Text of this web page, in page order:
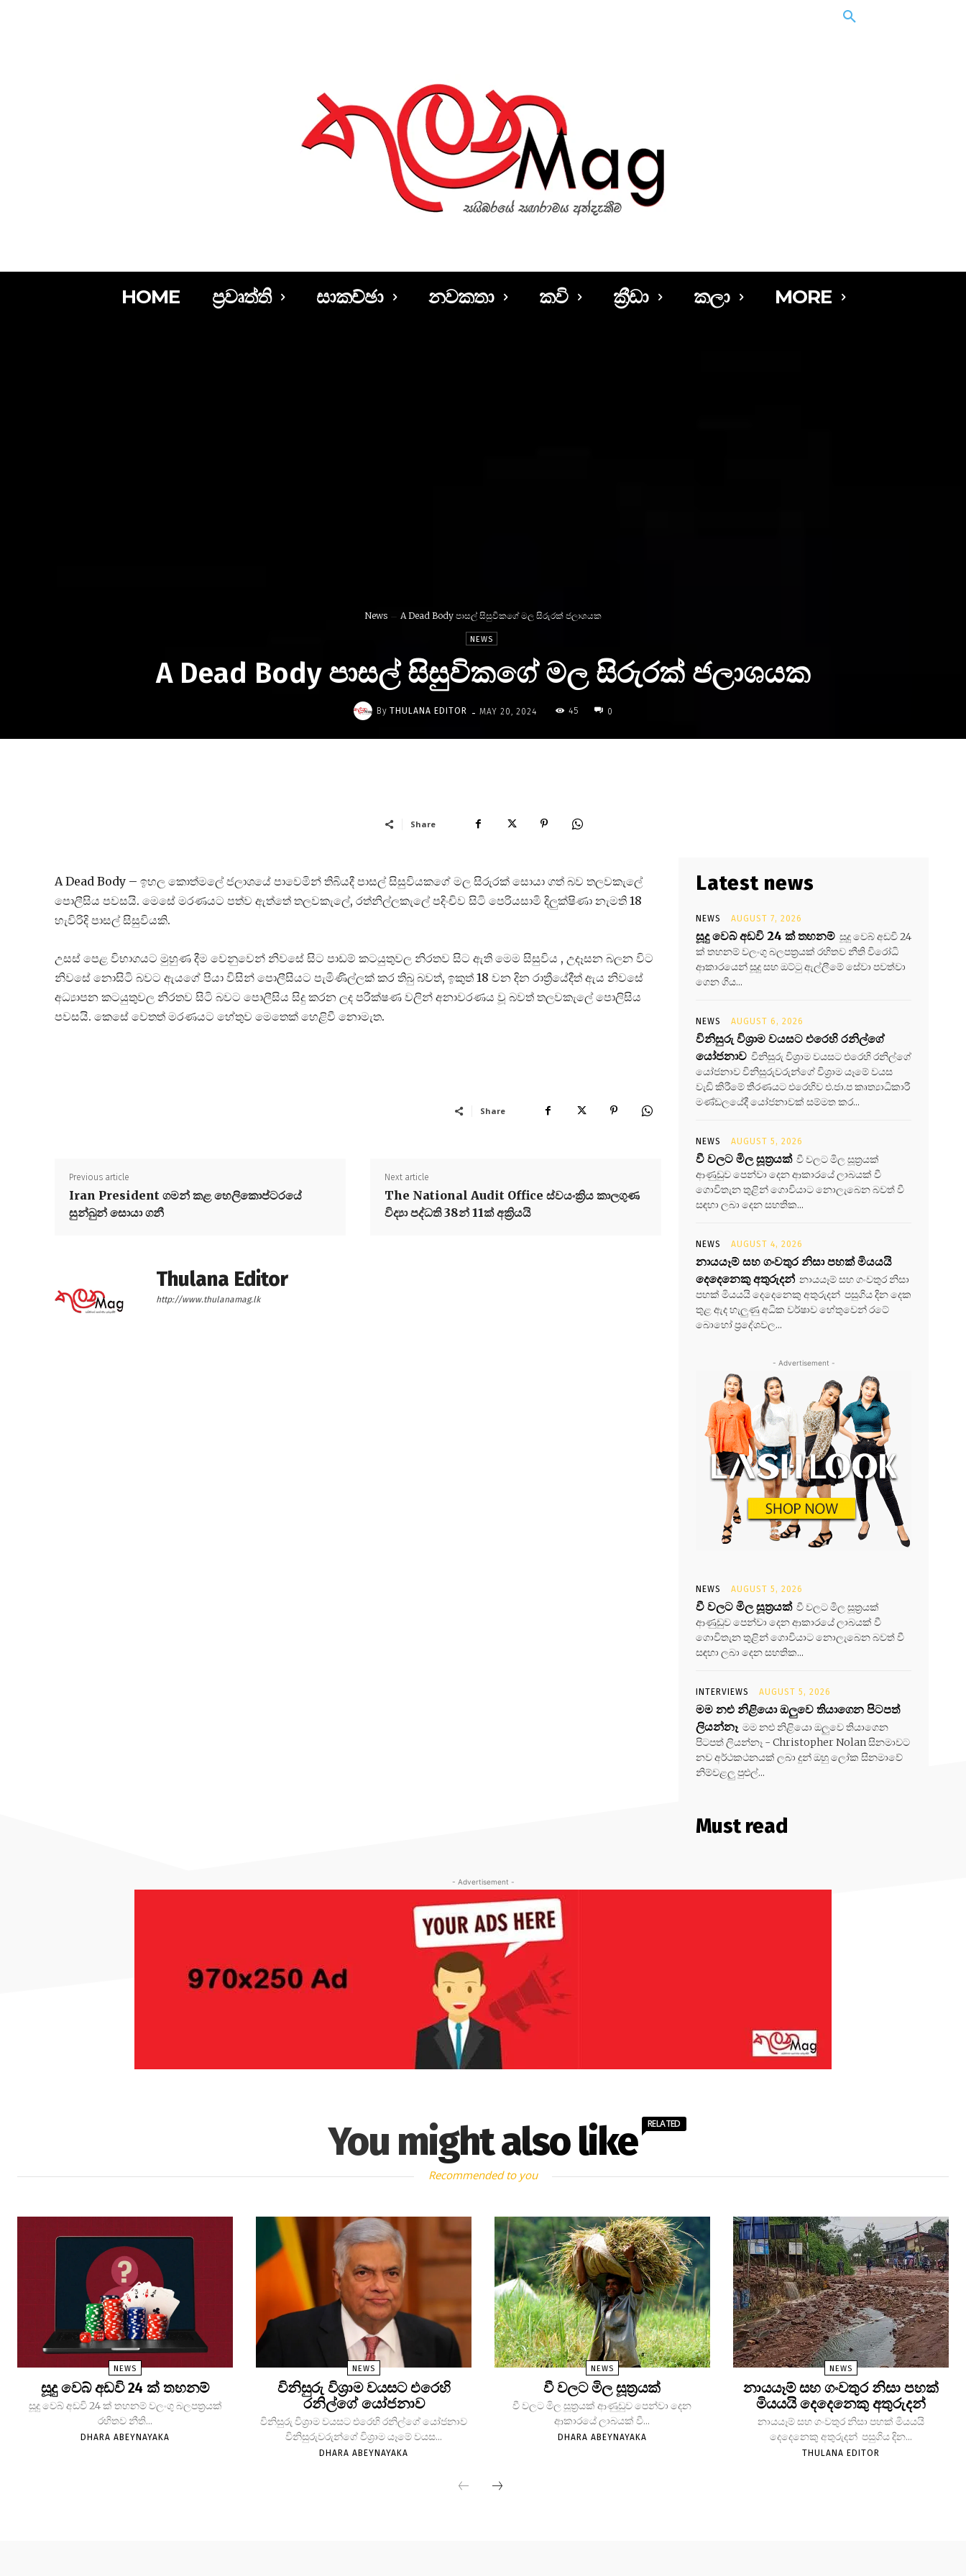
HOME ප්‍රවෘත්ති සාකච්ඡා නවකතා කවි ක්‍රීඩා කලා MORE
News A Dead Body පාසල් සිසුවිකගේ මල සිරුරක් ජලාශයක
NEWS
A Dead Body පාසල් සිසුවිකගේ මල සිරුරක් ජලාශයක
By THULANA EDITOR - MAY 20, 2024 45 0
Share
A Dead Body – ඉහල කොත්මලේ ජලාශයේ පාවෙමින් තිබියදී පාසල් සිසුවියකගේ මල සිරුරක් සොයා ගත් බව තලවකැලේ
පොලීසිය පවසයි. මෙසේ මරණයට පත්ව ඇත්තේ තලවකැ‌ලේ, රත්නිල්ලකැලේ පදිංචිව සිටි පෙරියසාමි දිලුක්ෂිණා නැමති 18
හැවිරිදි පාසල් සිසුවියකි.
උසස් පෙළ විභාගයට මුහුණ දීම වෙනුවෙන් නිවසේ සිට පාඩම් කටයුතුවල නිරතව සිට ඇති මෙම සිසුවිය , උදෑසන බලන විට
නිවසේ නොසිටි බවට ඇයගේ පියා විසින් පොලීසියට පැමිණිල්ලක් කර තිබු බවත්, ඉකුත් 18 වන දින රාත්‍රීයේදීත් ඇය නිවසේ
අධ්‍යාපන කටයුතුවල නිරතව සිටි බවට පොලීසිය සිදු කරන ලද පරීක්ෂණ වලින් අනාවරණය වූ බවත් තලවකැලේ පොලිසිය
පවසයි. කෙසේ වෙතත් මරණයට හේතුව මෙතෙක් හෙළිවී නොමැත.
Share
Previous article
Iran President ගමන් කළ හෙලිකොප්ටරයේ
සුන්බුන් සොයා ගනී
Next article
The National Audit Office ස්වයංක්‍රිය කාලගුණ
විද්‍යා පද්ධති 38න් 11ක් අක්‍රියයි
Thulana Editor
http://www.thulanamag.lk
Latest news
NEWS AUGUST 7, 2026
සූදු වෙබ් අඩවි 24 ක් තහනම් සූදු වෙබ් අඩවි 24
ක් තහනම් වලංගු බලපත්‍රයක් රහිතව නීති විරෝධි
ආකාරයෙන් සූදු සහ ඔට්ටු ඇල්ලීමේ සේවා පවත්වා
ගෙන ගිය...
NEWS AUGUST 6, 2026
විනිසුරු විශ්‍රාම වයසට එරෙහි රනිල්ගේ
යෝජනාව විනිසුරු විශ්‍රාම වයසට එරෙහි රනිල්ගේ
යෝජනාව විනිසුරුවරුන්ගේ විශ්‍රාම යෑමේ වයස
වැඩි කිරීමේ තීරණයට එරෙහිව එ.ජා.ප කෘත්‍යාධිකාරී
මණ්ඩලයේදී යෝජනාවක් සම්මත කර...
NEWS AUGUST 5, 2026
වී වලට මිල සූත්‍රයක් වී වලට මිල සූත්‍රයක්
ආණුඩුව පෙන්වා දෙන ආකාරයේ ලාබයක් වී
ගොවිතැන තුළින් ගොවියාට නොලැබෙන බවත් වී
සඳහා ලබා දෙන සහතික...
NEWS AUGUST 4, 2026
නායයෑම් සහ ගංවතුර නිසා පහක් මියයයි
දෙදෙනෙකු අතුරුදන් නායයෑම් සහ ගංවතුර නිසා
පහක් මියයයි දෙදෙනෙකු අතුරුදන් පසුගිය දින දෙක
තුළ ඇද හැලුණු අධික වර්ෂාව හේතුවෙන් රටේ
බොහෝ ප්‍රදේශවල...
- Advertisement -
NEWS AUGUST 5, 2026
වී වලට මිල සූත්‍රයක් වී වලට මිල සූත්‍රයක්
ආණුඩුව පෙන්වා දෙන ආකාරයේ ලාබයක් වී
ගොවිතැන තුළින් ගොවියාට නොලැබෙන බවත් වී
සඳහා ලබා දෙන සහතික...
INTERVIEWS AUGUST 5, 2026
මම නළු නිළියො ඔලුවෙ තියාගෙන පිටපත්
ලියන්නෑ මම නළු නිළියො ඔලුවෙ තියාගෙන
පිටපත් ලියන්නෑ - Christopher Nolan සිනමාවට
නව අර්ථකථනයක් ලබා දුන් ඔහු ලෝක සිනමාවේ
නිම්වළලු පුළුල්...
Must read
- Advertisement -
You might also like RELATED
Recommended to you
NEWS
සූදු වෙබ් අඩවි 24 ක් තහනම්
සූදු වෙබ් අඩවි 24 ක් තහනම් වලංගු බලපත්‍රයක්
රහිතව නීති...
DHARA ABEYNAYAKA
NEWS
විනිසුරු විශ්‍රාම වයසට එරෙහි
රනිල්ගේ යෝජනාව
විනිසුරු විශ්‍රාම වයසට එරෙහි රනිල්ගේ යෝජනාව
විනිසුරුවරුන්ගේ විශ්‍රාම යෑමේ වයස...
DHARA ABEYNAYAKA
NEWS
වී වලට මිල සූත්‍රයක්
වී වලට මිල සූත්‍රයක් ආණුඩුව පෙන්වා දෙන
ආකාරයේ ලාබයක් වී...
DHARA ABEYNAYAKA
NEWS
නායයෑම් සහ ගංවතුර නිසා පහක්
මියයයි දෙදෙනෙකු අතුරුදන්
නායයෑම් සහ ගංවතුර නිසා පහක් මියයයි
දෙදෙනෙකු අතුරුදන් පසුගිය දින...
THULANA EDITOR